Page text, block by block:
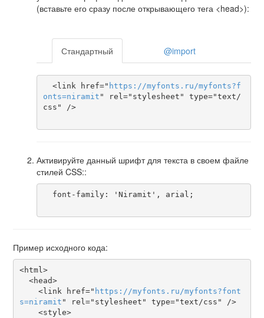
(вставьте его сразу после открывающего тега <head>):
Стандартный @import
  <link href="
https ://myfonts . ru/myfonts?f
onts=niramit " rel="stylesheet" type="text/
css" />
Активируйте данный шрифт для текста в своем файле
стилей CSS::
Пример исходного кода:
<html>
    <link href="
https ://myfonts . ru/myfonts?font
s=niramit " rel="stylesheet" type="text/css" />